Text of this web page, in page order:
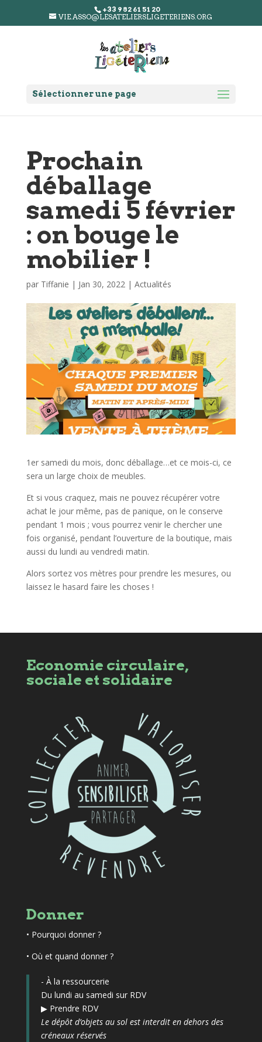
+33 9 82 61 51 20
VIE.ASSO@LESATELIERSLIGETERIENS.ORG
Sélectionner une page
Prochain
déballage
samedi 5 février
: on bouge le
mobilier !
par Tiffanie | Jan 30, 2022| Actualités
1er samedi du mois, donc déballage…et ce mois-ci, ce
sera un large choix de meubles.
Et si vous craquez, mais ne pouvez récupérer votre
achat le jour même, pas de panique, on le conserve
pendant 1 mois ; vous pourrez venir le chercher une
fois organisé, pendant l’ouverture de la boutique, mais
aussi du lundi au vendredi matin.
Alors sortez vos mètres pour prendre les mesures, ou
laissez le hasard faire les choses !
Economie circulaire,
sociale et solidaire
Donner
• Pourquoi donner ?
• Où et quand donner ?
- À la ressourcerie
Du lundi au samedi sur RDV
▶ Prendre RDV
Le dépôt d’objets au sol est interdit en dehors des
créneaux réservés